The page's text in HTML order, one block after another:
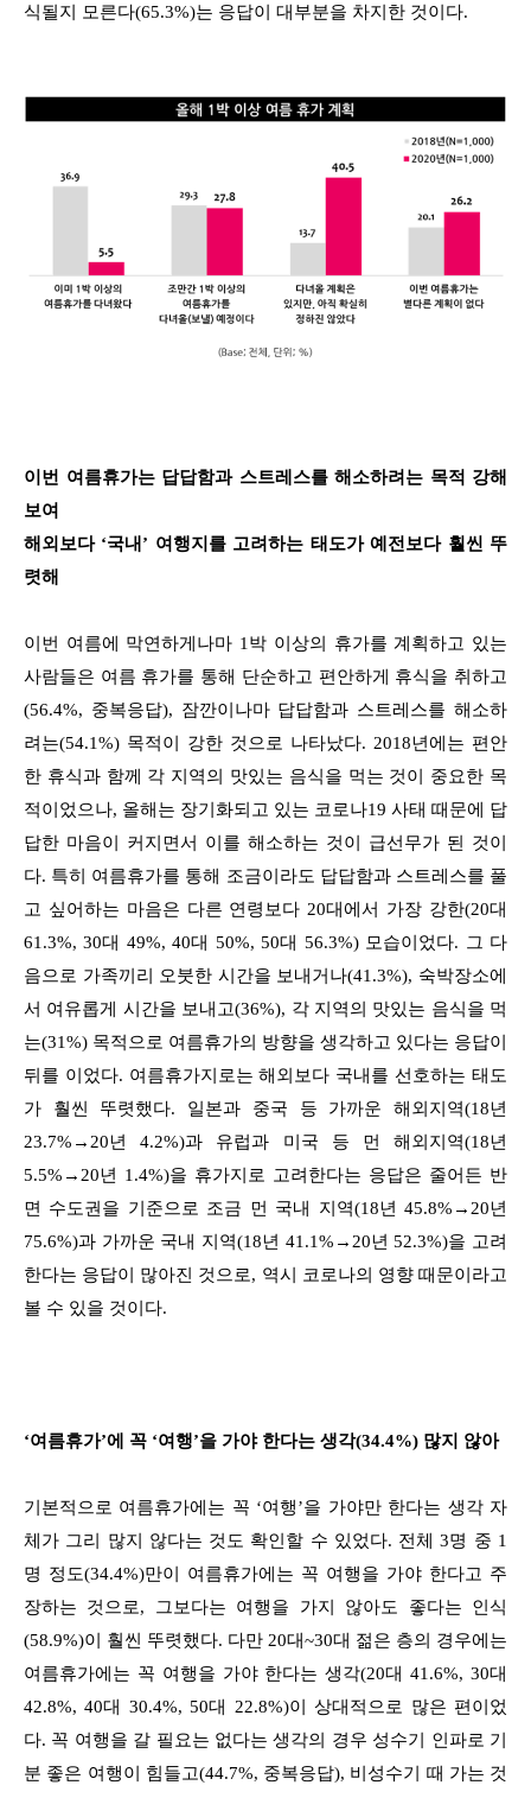
식될지 모른다(65.3%)는 응답이 대부분을 차지한 것이다.
이번 여름휴가는 답답함과 스트레스를 해소하려는 목적 강해
보여
해외보다 ‘국내’ 여행지를 고려하는 태도가 예전보다 훨씬 뚜
렷해
이번 여름에 막연하게나마 1박 이상의 휴가를 계획하고 있는
사람들은 여름 휴가를 통해 단순하고 편안하게 휴식을 취하고
(56.4%, 중복응답), 잠깐이나마 답답함과 스트레스를 해소하
려는(54.1%) 목적이 강한 것으로 나타났다. 2018년에는 편안
한 휴식과 함께 각 지역의 맛있는 음식을 먹는 것이 중요한 목
적이었으나, 올해는 장기화되고 있는 코로나19 사태 때문에 답
답한 마음이 커지면서 이를 해소하는 것이 급선무가 된 것이
다. 특히 여름휴가를 통해 조금이라도 답답함과 스트레스를 풀
고 싶어하는 마음은 다른 연령보다 20대에서 가장 강한(20대
61.3%, 30대 49%, 40대 50%, 50대 56.3%) 모습이었다. 그 다
음으로 가족끼리 오붓한 시간을 보내거나(41.3%), 숙박장소에
서 여유롭게 시간을 보내고(36%), 각 지역의 맛있는 음식을 먹
는(31%) 목적으로 여름휴가의 방향을 생각하고 있다는 응답이
뒤를 이었다. 여름휴가지로는 해외보다 국내를 선호하는 태도
가 훨씬 뚜렷했다. 일본과 중국 등 가까운 해외지역(18년
23.7%→20년 4.2%)과 유럽과 미국 등 먼 해외지역(18년
5.5%→20년 1.4%)을 휴가지로 고려한다는 응답은 줄어든 반
면 수도권을 기준으로 조금 먼 국내 지역(18년 45.8%→20년
75.6%)과 가까운 국내 지역(18년 41.1%→20년 52.3%)을 고려
한다는 응답이 많아진 것으로, 역시 코로나의 영향 때문이라고
볼 수 있을 것이다.
‘여름휴가’에 꼭 ‘여행’을 가야 한다는 생각(34.4%) 많지 않아
기본적으로 여름휴가에는 꼭 ‘여행’을 가야만 한다는 생각 자
체가 그리 많지 않다는 것도 확인할 수 있었다. 전체 3명 중 1
명 정도(34.4%)만이 여름휴가에는 꼭 여행을 가야 한다고 주
장하는 것으로, 그보다는 여행을 가지 않아도 좋다는 인식
(58.9%)이 훨씬 뚜렷했다. 다만 20대~30대 젊은 층의 경우에는
여름휴가에는 꼭 여행을 가야 한다는 생각(20대 41.6%, 30대
42.8%, 40대 30.4%, 50대 22.8%)이 상대적으로 많은 편이었
다. 꼭 여행을 갈 필요는 없다는 생각의 경우 성수기 인파로 기
분 좋은 여행이 힘들고(44.7%, 중복응답), 비성수기 때 가는 것